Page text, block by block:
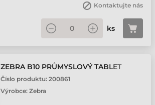
Kontaktujte nás
ks
ZEBRA B10 PRŮMYSLOVÝ TABLET
Číslo produktu: 200861
Výrobce: Zebra